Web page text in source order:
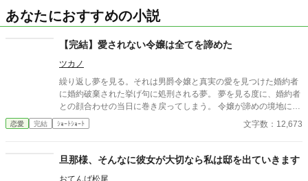
あなたにおすすめの小説
【完結】愛されない令嬢は全てを諦めた
ツカノ
繰り返し夢を見る。それは男爵令嬢と真実の愛を見つけた婚約者
に婚約破棄された挙げ句に処刑される夢。 夢を見る度に、婚約者
との顔合わせの当日に巻き戻ってしまう。 令嬢が諦めの境地に至
った時、いつもとは違う展開になったのだった。 三話完結予定。
恋愛 完結 ｼｮｰﾄｼｮｰﾄ 文字数：12,673
旦那様、そんなに彼女が大切なら私は邸を出ていきます
おてんば松尾